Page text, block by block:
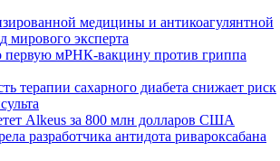
медицины и антикоагулянтной
мирового эксперта
первую мРНК‑вакцину против гриппа
терапии сахарного диабета снижает риск
Alkeus за 800 млн долларов США
разработчика антидота ривароксабана